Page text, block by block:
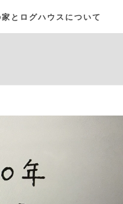
とログハウスについて